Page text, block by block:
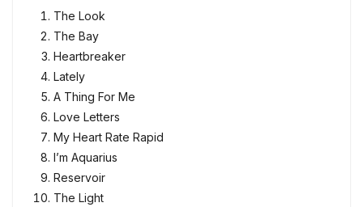
The Look
The Bay
Heartbreaker
Lately
A Thing For Me
Love Letters
My Heart Rate Rapid
I’m Aquarius
Reservoir
The Light